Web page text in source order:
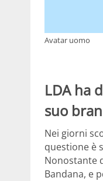
Avatar uomo
LDA ha
suo
Nei giorni
questione è
Nonostante
Bandana, e